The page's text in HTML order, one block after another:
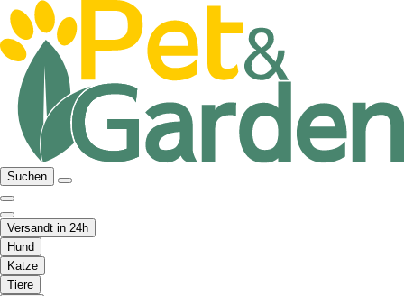
Suchen
Versandt in 24h
Hund
Katze
Tiere